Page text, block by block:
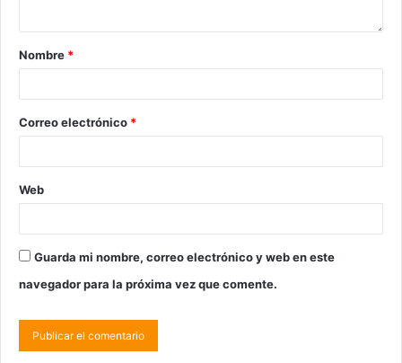
Nombre *
Correo electrónico *
Web
Guarda mi nombre, correo electrónico y web en este
navegador para la próxima vez que comente.